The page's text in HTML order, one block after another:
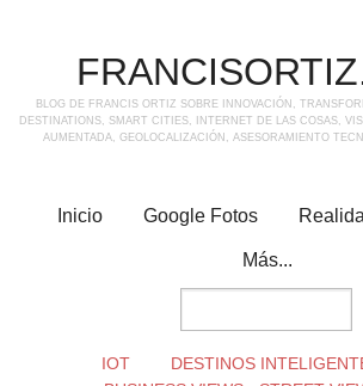
BLOG DE FRANCIS ORTIZ SOBRE INNOVACIÓN,
DESTINATIONS, SMART CITIES, INTERNET DE LAS COSAS,
AUMENTADA, GEOLOCALIZACIÓN, ASESORAMIENTO
Inicio Google Fotos
Más...
IOT DESTINOS